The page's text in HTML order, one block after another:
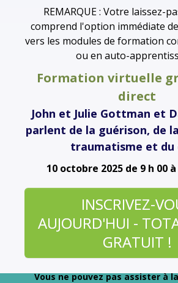
REMARQUE : Votre laissez-
comprend l'option immédiate
vers les modules de formation
ou en auto-
Formation virtuelle
direct
John et Julie Gottman et
parlent de la guérison, de
traumatisme et du
10 octobre 2025 de 9 h 00
INSCRIVEZ-
AUJOURD'HUI -
GRATUIT !
Vous ne pouvez pas assister à